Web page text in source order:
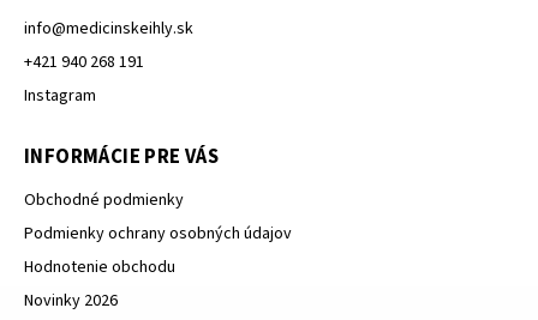
info@medicinskeihly.sk
+421 940 268 191
Instagram
INFORMÁCIE PRE VÁS
Obchodné podmienky
Podmienky ochrany osobných údajov
Hodnotenie obchodu
Novinky 2026